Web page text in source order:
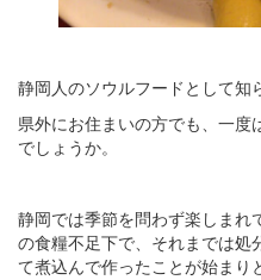
静岡人のソウルフードとして知
県外にお住まいの方でも、一
でしょうか。
静岡では季節を問わず楽しまれ
の食糧不足下で、それまでは処
て煮込んで作ったことが始まり